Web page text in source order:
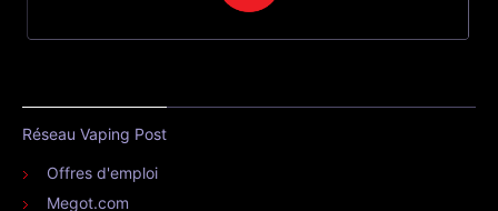
Réseau Vaping Post
Offres d'emploi
Megot.com